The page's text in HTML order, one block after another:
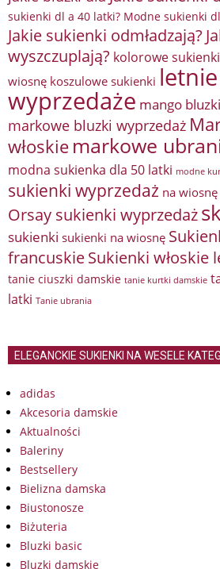
sukienki dl a 40 latki? Modne sukienki
Jakie sukienki odmładzają?
wyszczuplają? kolorowe sukienki
wiosnę koszulowe sukienki letnie
wyprzedaże mango bluzki
markowe bluzki wyprzedaż
włoskie markowe
modna sukienka dla 50 latki modne
sukienki wyprzedaż na wiosnę
Orsay sukienki wyprzedaż
sukienki sukienki na wiosnę
francuskieSukienki włoskie
tanie ciuszki damskie tanie kurtki damskie
latki Tanie ubrania
ELEGANCKIE SUKIENKI NA WESELE
adidas
Akcesoria damskie
Aktualności
Baleriny
Bestsellery
Bielizna damska
Biustonosze
Biżuteria
Bluzki basic
Bluzki damskie